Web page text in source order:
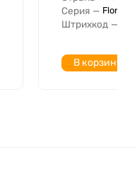
Серия —
Штрихкод —
В корзину